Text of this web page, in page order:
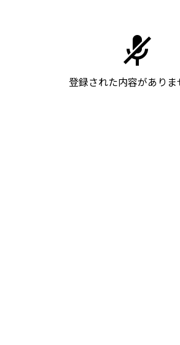
登録された内容がありま